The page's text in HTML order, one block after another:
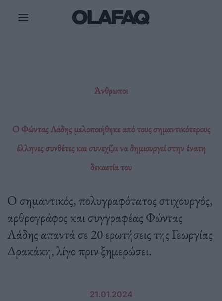
Άνθρωποι
Ο Φώντας Λάδης μελοποιήθηκε από τους σημαντικότερους
έλληνες συνθέτες και συνεχίζει να δημιουργεί στην ένατη
δεκαετία του
Ο σημαντικός, πολυγραφότατος στιχουργός,
αρθρογράφος και συγγραφέας Φώντας
Λάδης απαντά σε 20 ερωτήσεις της Γεωργίας
Δρακάκη, λίγο πριν ξημερώσει.
21.01.2024